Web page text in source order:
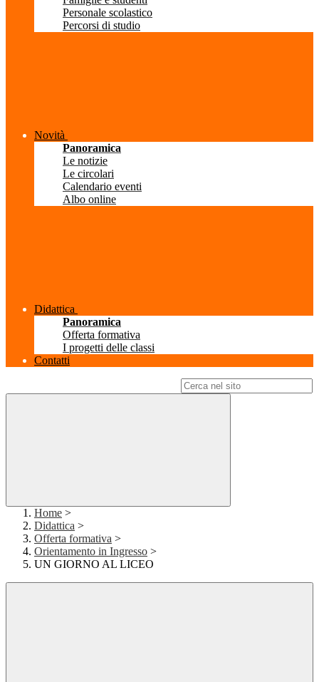
Personale scolastico
Percorsi di studio
Novità
Panoramica
Le notizie
Le circolari
Calendario eventi
Albo online
Didattica
Panoramica
Offerta formativa
I progetti delle classi
Contatti
Home >
Didattica >
Offerta formativa >
Orientamento in Ingresso >
UN GIORNO AL LICEO